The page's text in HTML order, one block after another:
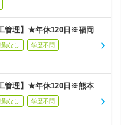
管理】★年休120日※福岡
勤なし 学歴不問
管理】★年休120日※熊本
勤なし 学歴不問